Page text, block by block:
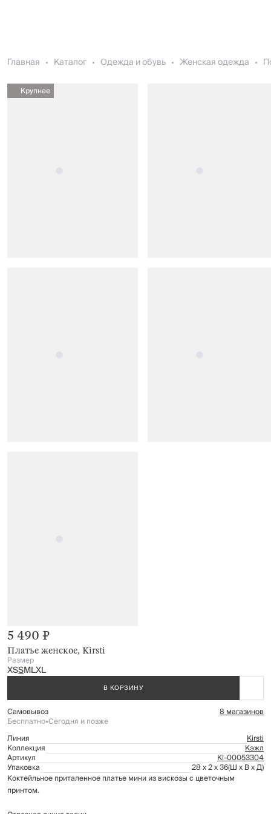
Главная Каталог Одежда и обувь Женская одежда
Крупнее
Платье женское, Kirsti
5 490 ₽
Размер
XSSMLXL
В КОРЗИНУ
Самовывоз 8 магазинов
Бесплатно•Сегодня и позже
Линия
Kirsti
Коллекция Кэжл
Артикул Kl-00053304
Упаковка 28 x 2 x 36(Ш x В x Д)
Коктейльное приталенное платье мини из вискозы с цветочным
принтом.